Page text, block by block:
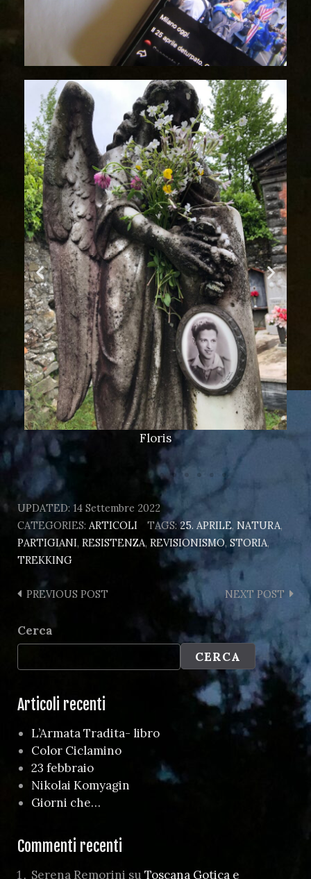
Scritte illeggibili sulla tomba di Elio
UPDATED: 14 Settembre 2022
CATEGORIES: ARTICOLI TAGS:25. APRILE,NATURA,
PARTIGIANI, RESISTENZA, REVISIONISMO, STORIA,
TREKKING
PREVIOUS POST NEXT POST
Cerca
CERCA
Articoli recenti
L’Armata Tradita- libro
Color Ciclamino
23 febbraio
Nikolai Komyagin
Giorni che…
Commenti recenti
Serena Remorini suToscana Gotica e